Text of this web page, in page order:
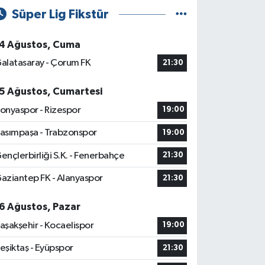
Süper Lig Fikstür
Ağustos, Cuma
- Çorum FK
21:30
Ağustos, Cumartesi
- Rizespor
19:00
- Trabzonspor 19:00
S.K. - Fenerbahçe 21:30
FK - Alanyaspor 21:30
Ağustos, Pazar
- Kocaelispor
19:00
- Eyüpspor 21:30